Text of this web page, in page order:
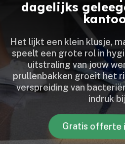
dagelijks
Het lijkt een klein klusje,
speelt een grote rol in
uitstraling van jouw
prullenbakken groeit het
verspreiding van
indruk
Gratis offerte